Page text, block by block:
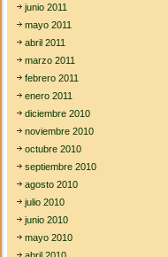
junio 2011
mayo 2011
abril 2011
marzo 2011
febrero 2011
enero 2011
diciembre 2010
noviembre 2010
octubre 2010
septiembre 2010
agosto 2010
julio 2010
junio 2010
mayo 2010